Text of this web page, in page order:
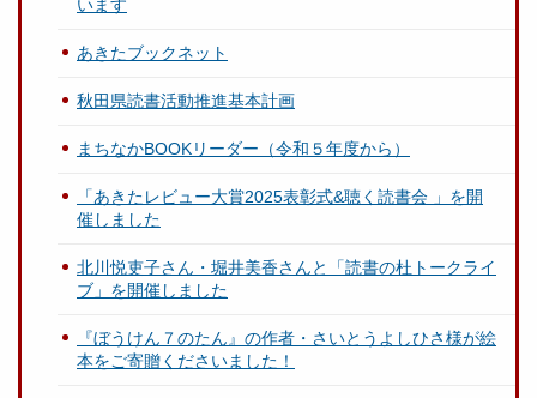
います
あきたブックネット
秋田県読書活動推進基本計画
まちなかBOOKリーダー（令和５年度から）
「あきたレビュー大賞2025表彰式&聴く読書会 」を開
催しました
北川悦吏子さん・堀井美香さんと「読書の杜トークライ
ブ」を開催しました
『ぼうけん７のたん』の作者・さいとうよしひさ様が絵
本をご寄贈くださいました！